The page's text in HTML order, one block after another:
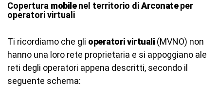
Copertura mobilenel territorio diArconateper
operatori virtuali
Ti ricordiamo che gli operatori virtuali (MVNO) non
hanno una loro rete proprietaria e si appoggiano ale
reti degli operatori appena descritti, secondo il
seguente schema: